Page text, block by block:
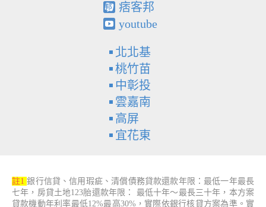
痞客邦
youtube
北北基
桃竹苗
中彰投
雲嘉南
高屏
宜花東
註1 銀行信貸、信用瑕疵、清償債務貸款還款年限：最低一年最長
七年，房貸土地123胎還款年限： 最低十年～最長三十年，本方案
貸款機動年利率最低12%最高30%，實際依銀行核貸方案為準。實